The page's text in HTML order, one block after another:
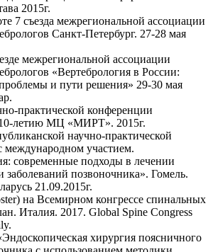
2015г.
7 съезда межрегиональной ассоциации
Санкт-Петербург. 27-28 мая
межрегиональной ассоциации
«Вертебрология в России:
и пути решения» 29-30 мая
практической конференции
летию МЦ «МИРТ». 2015г.
научно-практической
международном участием.
современные подходы в лечении
заболеваний позвоночника». Гомель.
21.09.2015г.
на Всемирном конгрессе спинальных
Италия. 2017. Global Spine Congress
хирургия поясничного